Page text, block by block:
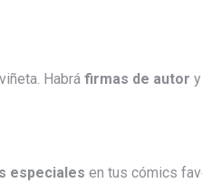
Habrá firmas de autor
especiales en tus cómics